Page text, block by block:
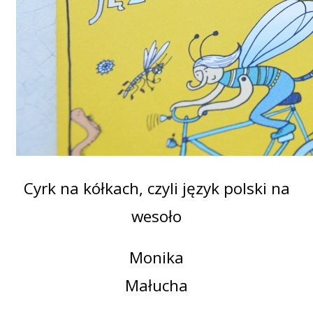
Cyrk na kółkach, czyli język polski na
wesoło
Monika
Małucha